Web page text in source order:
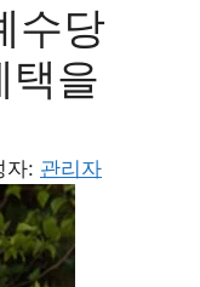
수당
택을
자: 관리자